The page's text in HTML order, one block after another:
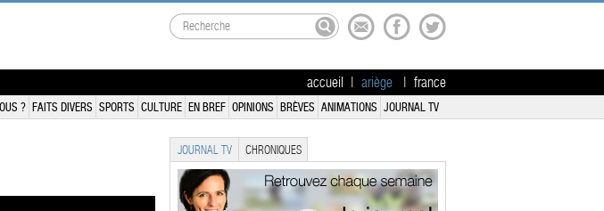
accueil ariège france
? FAITS DIVERS SPORTS CULTURE EN BREF OPINIONS BRÈVES ANIMATIONS JOURNAL TV
JOURNAL TV CHRONIQUES